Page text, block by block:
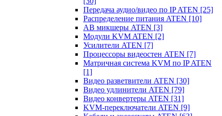
Передача аудио/видео по IP ATEN [25]
Распределение питания ATEN [10]
АВ микшеры ATEN [3]
Модули KVM ATEN [2]
Усилители ATEN [7]
Процессоры видеостен ATEN [7]
Матричная система KVM по IP ATEN
[1]
Видео разветвители ATEN [30]
Видео удлинители ATEN [79]
Видео конвертеры ATEN [31]
KVM-переключатели ATEN [9]